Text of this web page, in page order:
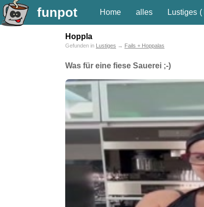
funpot Home alles Lustiges (
Hoppla
Gefunden in Lustiges → Fails + Hoppalas
Was für eine fiese Sauerei ;-)